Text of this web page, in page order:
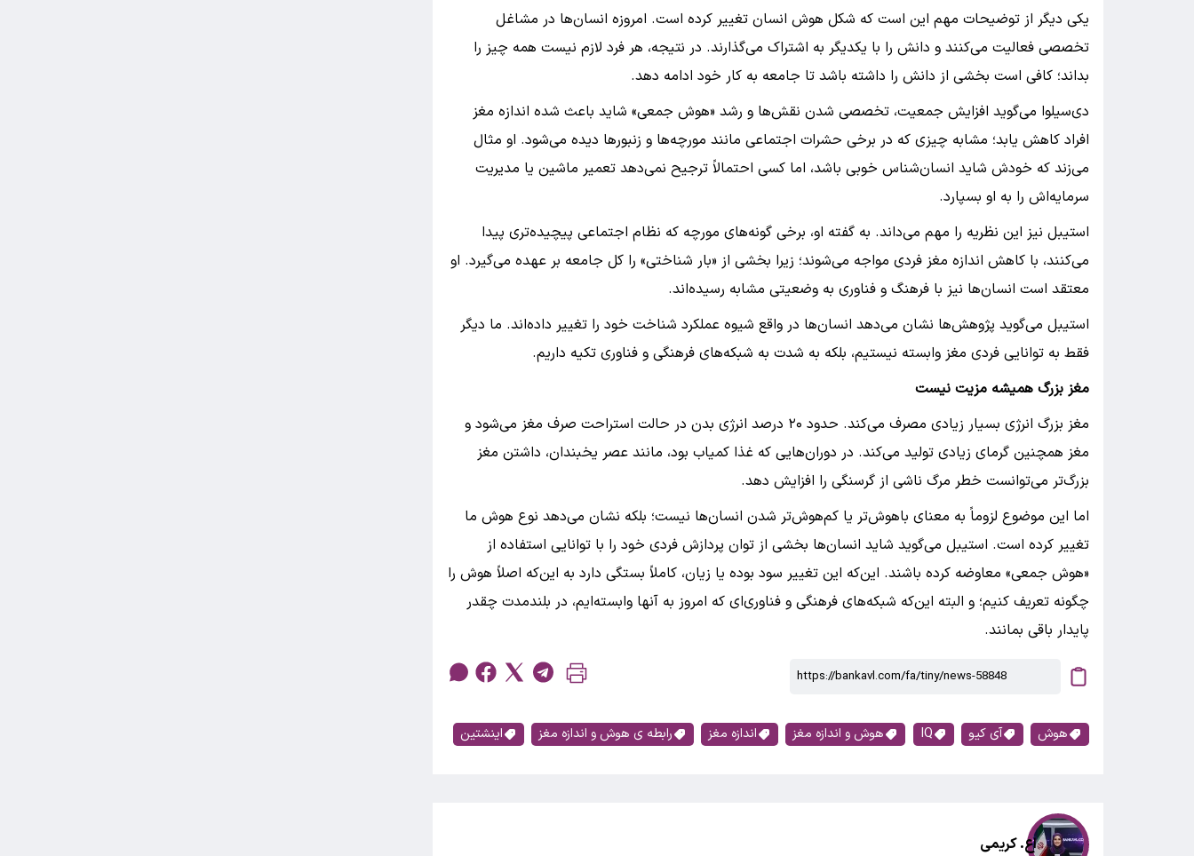
یکی دیگر از توضیحات مهم این است که شکل هوش انسان تغییر کرده است. امروزه انسان‌ها در مشاغل
تخصصی فعالیت می‌کنند و دانش را با یکدیگر به اشتراک می‌گذارند. در نتیجه، هر فرد لازم نیست همه چیز را
بداند؛ کافی است بخشی از دانش را داشته باشد تا جامعه به کار خود ادامه دهد.
دی‌سیلوا می‌گوید افزایش جمعیت، تخصصی شدن نقش‌ها و رشد «هوش جمعی» شاید باعث شده اندازه مغز
افراد کاهش یابد؛ مشابه چیزی که در برخی حشرات اجتماعی مانند مورچه‌ها و زنبورها دیده می‌شود. او مثال
می‌زند که خودش شاید انسان‌شناس خوبی باشد، اما کسی احتمالاً ترجیح نمی‌دهد تعمیر ماشین یا مدیریت
سرمایه‌اش را به او بسپارد.
استیبل نیز این نظریه را مهم می‌داند. به گفته او، برخی گونه‌های مورچه که نظام اجتماعی پیچیده‌تری پیدا
می‌کنند، با کاهش اندازه مغز فردی مواجه می‌شوند؛ زیرا بخشی از «بار شناختی» را کل جامعه بر عهده می‌گیرد. او
معتقد است انسان‌ها نیز با فرهنگ و فناوری به وضعیتی مشابه رسیده‌اند.
استیبل می‌گوید پژوهش‌ها نشان می‌دهد انسان‌ها در واقع شیوه عملکرد شناخت خود را تغییر داده‌اند. ما دیگر
فقط به توانایی فردی مغز وابسته نیستیم، بلکه به شدت به شبکه‌های فرهنگی و فناوری تکیه داریم.
مغز بزرگ همیشه مزیت نیست
مغز بزرگ انرژی بسیار زیادی مصرف می‌کند. حدود ۲۰ درصد انرژی بدن در حالت استراحت صرف مغز می‌شود و
مغز همچنین گرمای زیادی تولید می‌کند. در دوران‌هایی که غذا کمیاب بود، مانند عصر یخبندان، داشتن مغز
بزرگ‌تر می‌توانست خطر مرگ ناشی از گرسنگی را افزایش دهد.
اما این موضوع لزوماً به معنای باهوش‌تر یا کم‌هوش‌تر شدن انسان‌ها نیست؛ بلکه نشان می‌دهد نوع هوش ما
تغییر کرده است. استیبل می‌گوید شاید انسان‌ها بخشی از توان پردازش فردی خود را با توانایی استفاده از
«هوش جمعی» معاوضه کرده باشند. این‌که این تغییر سود بوده یا زیان، کاملاً بستگی دارد به این‌که اصلاً هوش را
چگونه تعریف کنیم؛ و البته این‌که شبکه‌های فرهنگی و فناوری‌ای که امروز به آنها وابسته‌ایم، در بلندمدت چقدر
پایدار باقی بمانند.
هوش آی کیو IQ هوش و اندازه مغز اندازه مغز رابطه ی هوش و اندازه مغز اینشتین
اع. کریمی